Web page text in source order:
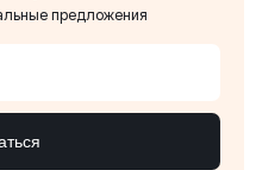
предложения